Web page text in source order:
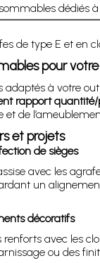
dédiés
de type E et en
pour
adaptés à votre
rapport
de
et projets
de sièges
avec les
un
décoratifs
avec les
ou des